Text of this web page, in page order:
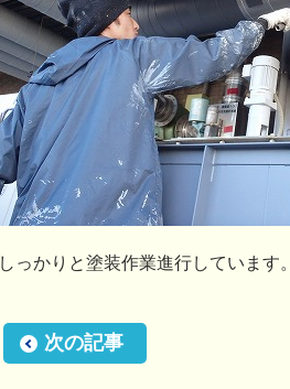
しっかりと塗装作業進行しています。
次の記事